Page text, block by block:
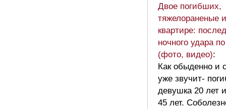
Двое погибших,
тяжелораненые
квартире:
ночного удара
(фото, видео):
Как обыденно и
уже звучит-
девушка 20 лет
45 лет.